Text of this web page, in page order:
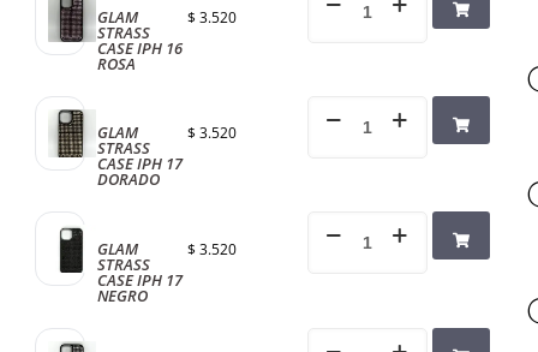
GLAM
STRASS
CASE IPH 16
ROSA
$ 3.520
GLAM
STRASS
CASE IPH 17
DORADO
$ 3.520
GLAM
STRASS
CASE IPH 17
NEGRO
$ 3.520